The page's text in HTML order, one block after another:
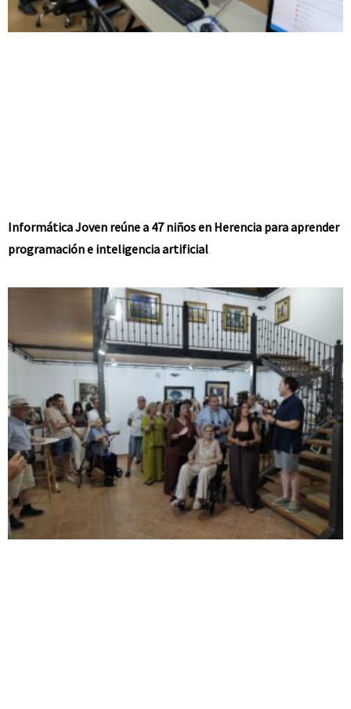
Informática Joven reúne a 47 niños en Herencia para aprender
programación e inteligencia artificial